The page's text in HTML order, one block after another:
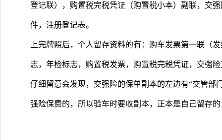
登记联），购置税完税凭证（购置税小本）副联，交
件，注册登记表。
上完牌照后，个人留存资料的有：购车发票第一联（
志，年检标志，购置税发票，购置税完税凭证，交强
仔细留意会发现，交强险的保单副本的左边有“交管部
强险保费的，所以验车时要收副本，正本是自己留存